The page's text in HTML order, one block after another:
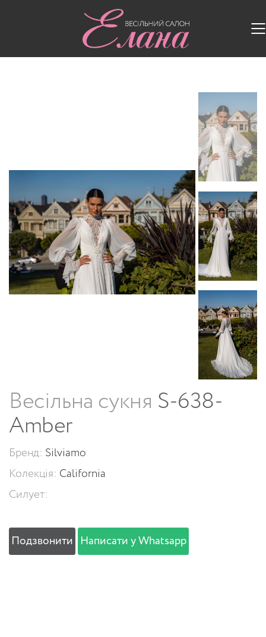
Весільні сукні/
Весільна сукня S-638-
Amber
Бренд: Silviamo
Колекція: California
Силует:
Подзвонити Написати у Whatsapp